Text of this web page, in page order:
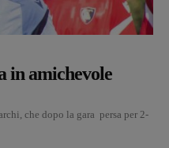
in amichevole
che dopo la gara persa per 2-